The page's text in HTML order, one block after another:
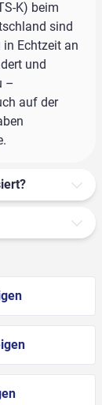
K) beim
sind
Echtzeit an
und
–
auf der